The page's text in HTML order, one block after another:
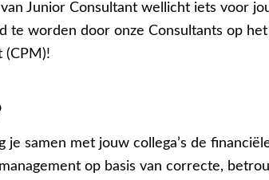
Junior Consultant wellicht iets voor
te worden door onze Consultants op
(CPM)!
je samen met jouw collega’s de
op basis van correcte,